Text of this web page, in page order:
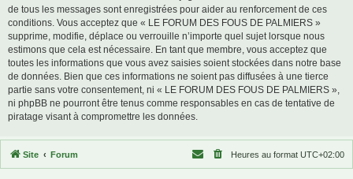
de tous les messages sont enregistrées pour aider au renforcement de ces
conditions. Vous acceptez que « LE FORUM DES FOUS DE PALMIERS »
supprime, modifie, déplace ou verrouille n’importe quel sujet lorsque nous
estimons que cela est nécessaire. En tant que membre, vous acceptez que
toutes les informations que vous avez saisies soient stockées dans notre base
de données. Bien que ces informations ne soient pas diffusées à une tierce
partie sans votre consentement, ni « LE FORUM DES FOUS DE PALMIERS »,
ni phpBB ne pourront être tenus comme responsables en cas de tentative de
piratage visant à compromettre les données.
Site Forum Heures au format UTC+02:00